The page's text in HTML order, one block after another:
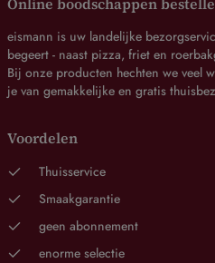
eismann is uw landelijke
begeert - naast pizza, friet en
Bij onze producten hechten we veel
je van gemakkelijke en gratis
Voordelen
Thuisservice
Smaakgarantie
geen abonnement
enorme selectie